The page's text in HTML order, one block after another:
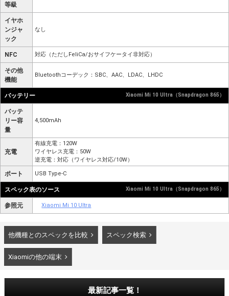
等級
イヤホ
ンジャ
ック
なし
NFC 対応（ただしFeliCa/おサイフケータイ非対応）
その他
機能
Bluetoothコーデック：SBC、AAC、LDAC、LHDC
バッテリー Xiaomi Mi 10 Ultra（Snapdragon 865）
バッテ
リー容
量
4,500mAh
充電
有線充電：120W
ワイヤレス充電：50W
逆充電：対応（ワイヤレス対応/10W）
ポート USB Type-C
スペック表のソース Xiaomi Mi 10 Ultra（Snapdragon 865）
参照元 Xiaomi Mi 10 Ultra
他機種とのスペックを比較 スペック検索
Xiaomiの他の端末
最新記事一覧！